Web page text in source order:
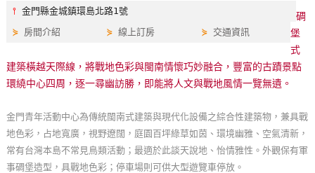
紅
你
樂
地
圖
⫯金門縣金城鎮環島北路1號
⋟ 房間介紹 ⋟線上訂房 ⋟ 交通資訊
碉
堡
式
建築橫越天際線，將戰地色彩與閩南情懷巧妙融合，豐富的古蹟景點
環繞中心四周，逐一尋幽訪勝，即能將人文與戰地風情一覽無遺。
金門青年活動中心為傳統閩南式建築與現代化設備之綜合性建築物，兼具戰
地色彩，占地寬廣，視野遼闊，庭園百坪綠草如茵、環境幽雅、空氣清新，
常有台灣本島不常見鳥類活動；最適於此談天說地、怡情雅性。外觀保有軍
事碉堡造型，具戰地色彩；停車場則可供大型遊覽車停放。